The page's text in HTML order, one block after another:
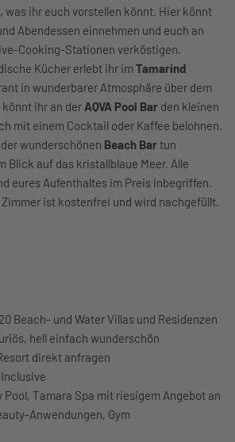
was ihr euch vorstellen könnt. Hier könnt
Abendessen einnehmen und euch an
Cooking-Stationen verköstigen.
Kücher erlebt ihr imTamarind
in wunderbarer Atmosphäre über dem
ihr an der AQVA Pool Bar den kleinen
mit einem Cocktail oder Kaffee belohnen.
wunderschönen Beach Bartun
Blick auf das kristallblaue Meer. Alle
eures Aufenthaltes im Preis inbegriffen.
ist kostenfrei und wird nachgefüllt.
Beach- und Water Villas und Residenzen
hell einfach wunderschön
direkt anfragen
Tamara Spa mit riesigem Angebot an
Anwendungen, Gym